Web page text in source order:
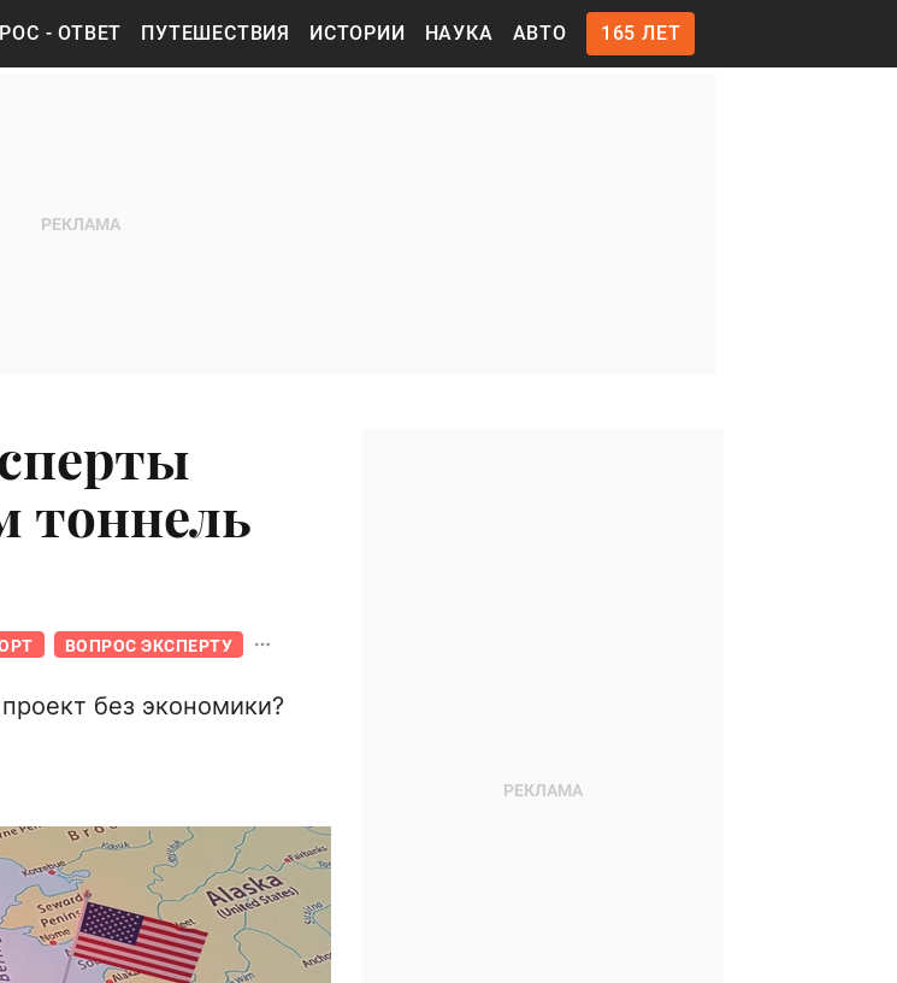
- ОТВЕТ ПУТЕШЕСТВИЯ ИСТОРИИ НАУКА АВТО 165 ЛЕТ
тоннель
ВОПРОС ЭКСПЕРТУ
без экономики?